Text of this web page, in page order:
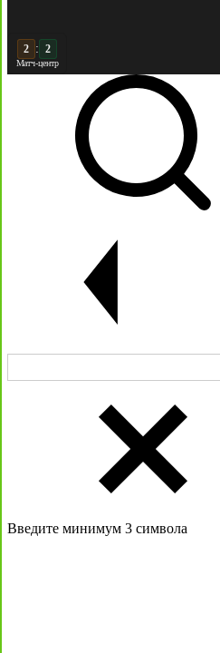
3 :
Матч-центр
Введите минимум 3 символа